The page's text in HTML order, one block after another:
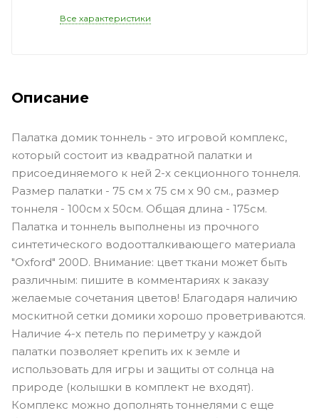
Все характеристики
Описание
Палатка домик тоннель - это игровой комплекс,
который состоит из квадратной палатки и
присоединяемого к ней 2-х секционного тоннеля.
Размер палатки - 75 см х 75 см х 90 см., размер
тоннеля - 100см х 50см. Общая длина - 175см.
Палатка и тоннель выполнены из прочного
синтетического водоотталкивающего материала
"Oxford" 200D. Внимание: цвет ткани может быть
различным: пишите в комментариях к заказу
желаемые сочетания цветов! Благодаря наличию
москитной сетки домики хорошо проветриваются.
Наличие 4-х петель по периметру у каждой
палатки позволяет крепить их к земле и
использовать для игры и защиты от солнца на
природе (колышки в комплект не входят).
Комплекс можно дополнять тоннелями с еще